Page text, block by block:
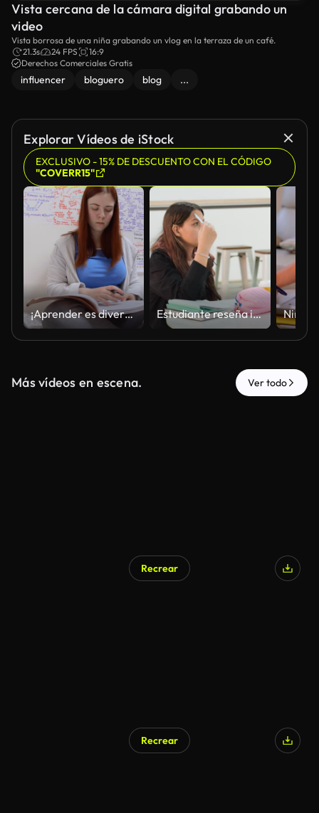
Vista cercana de la cámara digital grabando un
video
Vista borrosa de una niña grabando un vlog en la terraza de un café.
21.3s
24 FPS
16:9
Derechos Comerciales Gratis
influencer bloguero blog ...
Explorar Vídeos de iStock
EXCLUSIVO - 15% DE DESCUENTO CON EL CÓDIGO
"COVERR15"
¡Aprender es divertido! Estudiante reseña instrumentos de escritura. El asistente del campus se detiene para examinar el bolígrafo. El estudiante situado en el campus se detiene para investigar cuidadosamente la pluma y su tinta
Más vídeos en escena. Ver todo
Recrear
Recrear